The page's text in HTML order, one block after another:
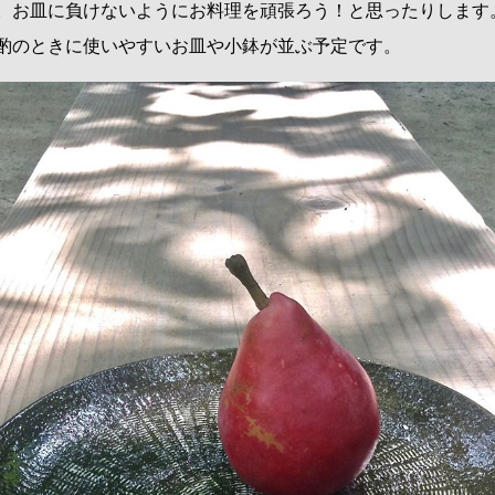
お皿に負けないようにお料理を頑張ろう！と思ったりします
のときに使いやすいお皿や小鉢が並ぶ予定です。